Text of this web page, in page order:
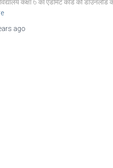
कक्षा 6 का एडमिट कार्ड को डाउनलोड
ago